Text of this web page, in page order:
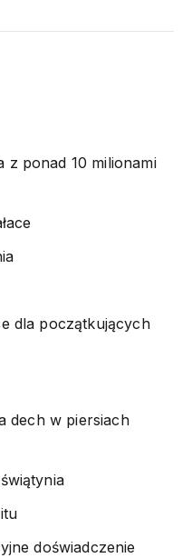
z ponad 10 milionami
dla początkujących
dech w piersiach
doświadczenie